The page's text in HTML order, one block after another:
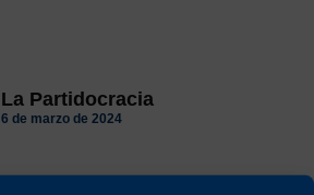
La Partidocracia
6 de marzo de 2024